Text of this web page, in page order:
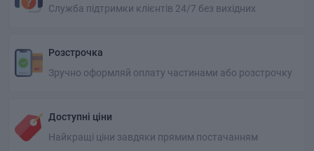
Служба підтримки клієнтів 24/7 без вихідних
Розстрочка
Зручно оформляй оплату частинами або розстрочку
Доступні ціни
Найкращі ціни завдяки прямим постачанням